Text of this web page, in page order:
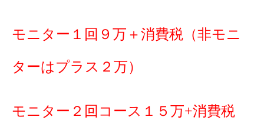
モニター１回９万＋消費税（非モニ
ターはプラス２万）
モニター２回コース１５万+消費税